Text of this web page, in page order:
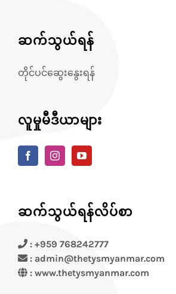
ဆက်သွယ်ရန်
တိုင်ပင်ဆွေးနွေးရန်
လူမှုမီဒီယာများ
ဆက်သွယ်ရန်လိပ်စာ
: +959 768242777
: admin@thetysmyanmar.com
: www.thetysmyanmar.com